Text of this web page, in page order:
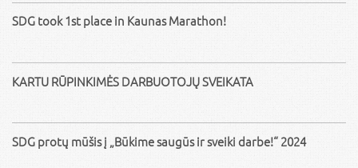
SDG took 1st place in Kaunas Marathon!
KARTU RŪPINKIMĖS DARBUOTOJŲ SVEIKATA
SDG protų mūšis į „Būkime saugūs ir sveiki darbe!“ 2024